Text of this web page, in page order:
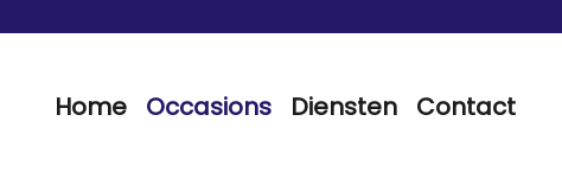
Home Occasions Diensten Contact